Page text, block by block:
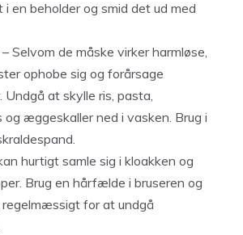
en beholder og smid det ud med
– Selvom de måske virker harmløse,
ophobe sig og forårsage
Undgå at skylle ris, pasta,
og æggeskaller ned i vasken. Brug i
hurtigt samle sig i kloakken og
Brug en hårfælde i bruseren og
regelmæssigt for at undgå